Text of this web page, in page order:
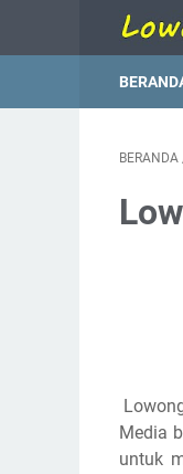
BERANDA
Media
untuk